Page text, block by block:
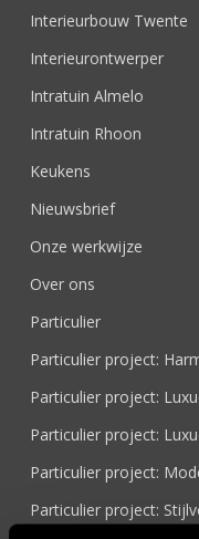
Interieurbouw Twente
Interieurontwerper
Intratuin Almelo
Intratuin Rhoon
Keukens
Nieuwsbrief
Onze werkwijze
Over ons
Particulier
Particulier project:
Particulier project:
Particulier project:
Particulier project:
Particulier project: